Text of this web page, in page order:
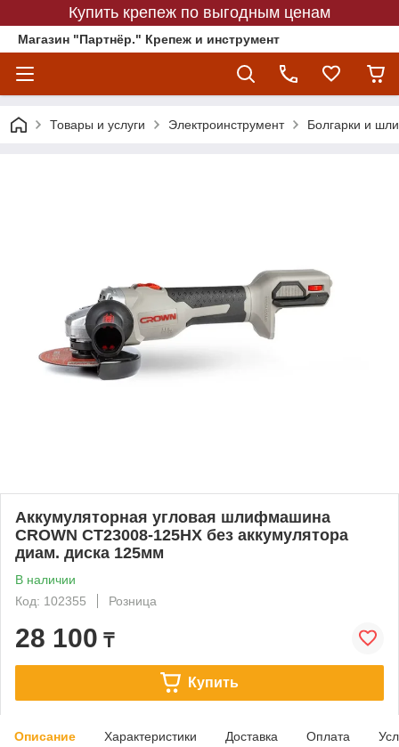
Купить крепеж по выгодным ценам
Магазин "Партнёр." Крепеж и инструмент
Товары и услуги Электроинструмент Болгарки и
Аккумуляторная угловая шлифмашина
CROWN CT23008-125HX без аккумулятора
диам. диска 125мм
В наличии
Код: 102355
Розница
28 100 ₸
Купить
Описание Характеристики Доставка Оплата